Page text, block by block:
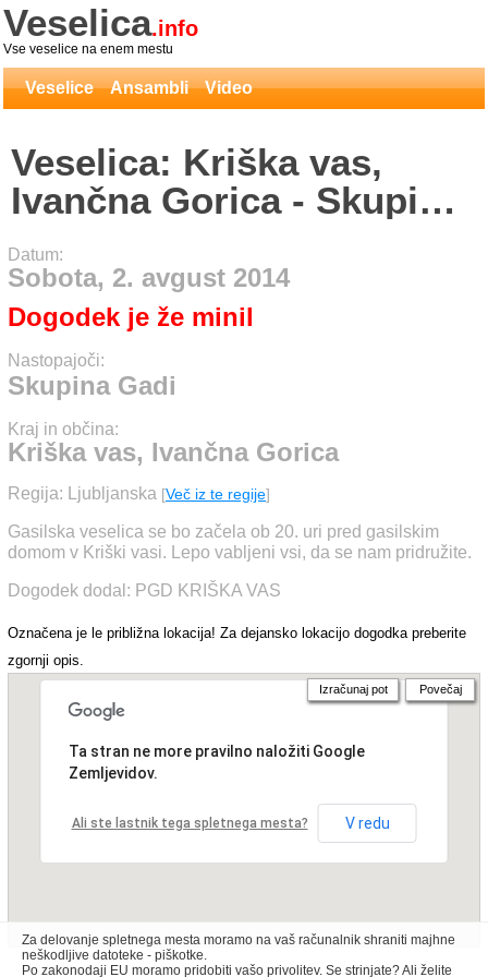
Veselica.info
Vse veselice na enem mestu
Veselice Ansambli Video
Veselica: Kriška vas,
Ivančna Gorica - Skupina
Gadi
Datum:
Sobota, 2. avgust 2014
Dogodek je že minil
Nastopajoči:
Skupina Gadi
Kraj in občina:
Kriška vas, Ivančna Gorica
Regija: Ljubljanska [Več iz te regije]
Gasilska veselica se bo začela ob 20. uri pred gasilskim
domom v Kriški vasi. Lepo vabljeni vsi, da se nam pridružite.
Dogodek dodal: PGD KRIŠKA VAS
Označena je le približna lokacija! Za dejansko lokacijo dogodka preberite
zgornji opis.
Ta stran ne more pravilno naložiti Google
Zemljevidov.
Ali ste lastnik tega spletnega mesta? V redu
Izračunaj pot Povečaj
Za delovanje spletnega mesta moramo na vaš računalnik shraniti majhne
neškodljive datoteke - piškotke.
Po zakonodaji EU moramo pridobiti vašo privolitev. Se strinjate? Ali želite